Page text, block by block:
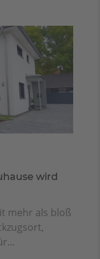
wird
mehr als bloß